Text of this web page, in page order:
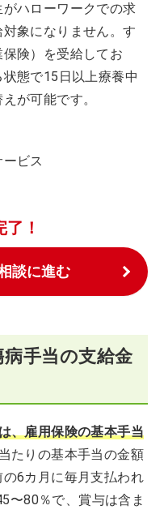
ハローワークでの求
象になりません。す
険）を受給してお
態で15日以上療養中
が可能です。
ビス
！
談に進む
手当の支給金
、雇用保険の基本手当
たりの基本手当の金額
6カ月に毎月支払われ
〜80％で、賞与は含ま